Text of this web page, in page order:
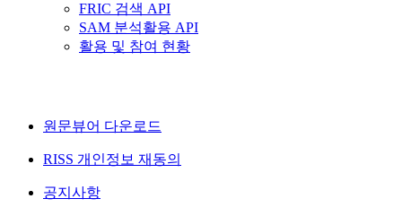
FRIC 검색 API
SAM 분석활용 API
활용 및 참여 현황
원문뷰어 다운로드
RISS 개인정보 재동의
공지사항